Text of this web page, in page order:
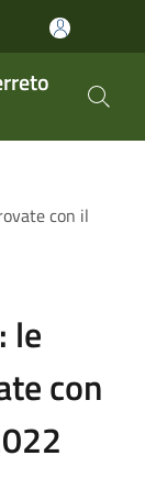
con il
le
con